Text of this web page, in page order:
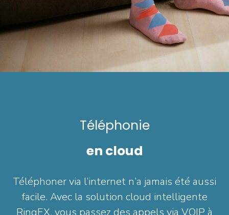
Téléphonie
en cloud
Téléphoner via l’internet n’a jamais été aussi
facile. Avec la solution cloud intelligente
RingEX, vous passez des appels via VOIP à